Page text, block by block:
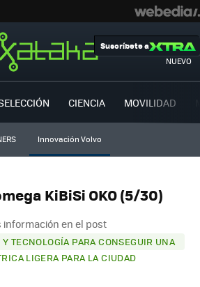
NUEVO
Suscríbete a
CIENCIA MOVILIDAD
Innovación Volvo
KiBiSi OKO (5/30)
información en el post
TECNOLOGÍA PARA CONSEGUIR UNA
LIGERA PARA LA CIUDAD